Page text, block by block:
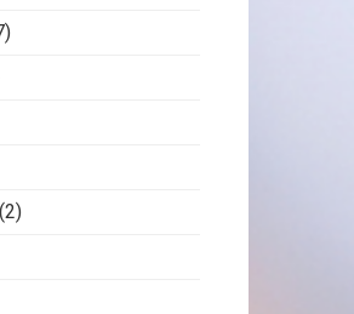
(2)